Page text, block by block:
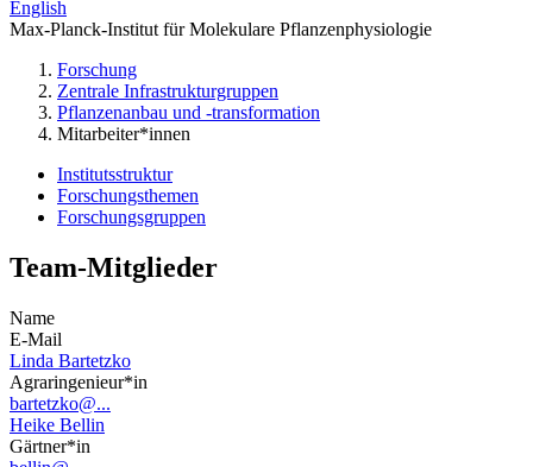
English
Max-Planck-Institut für Molekulare Pflanzenphysiologie
Forschung
Zentrale Infrastrukturgruppen
Pflanzenanbau und -transformation
Mitarbeiter*innen
Institutsstruktur
Forschungsthemen
Forschungsgruppen
Team-Mitglieder
Name
E-Mail
Linda Bartetzko
Agraringenieur*in
bartetzko@...
Heike Bellin
Gärtner*in